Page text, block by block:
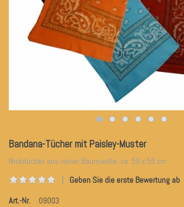
Bandana-Tücher mit Paisley-Muster
Nickitücher aus reiner Baumwolle, ca. 50 x 50 cm
Geben Sie die erste Bewertung ab
Art.-Nr.
09003